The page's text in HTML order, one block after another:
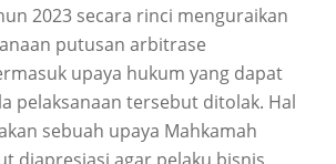
2023 secara rinci menguraikan
putusan arbitrase
upaya hukum yang dapat
pelaksanaan tersebut ditolak. Hal
sebuah upaya Mahkamah